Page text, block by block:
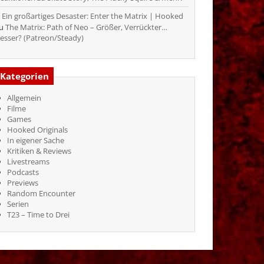
Ein großartiges Desaster: Enter the Matrix | Hooked
The Matrix: Path of Neo – Größer, Verrückter…
(Patreon/Steady)
Kategorien
Allgemein
Filme
Games
Hooked Originals
In eigener Sache
Kritiken & Reviews
Livestreams
Podcasts
Previews
Random Encounter
Serien
T23 – Time to Drei